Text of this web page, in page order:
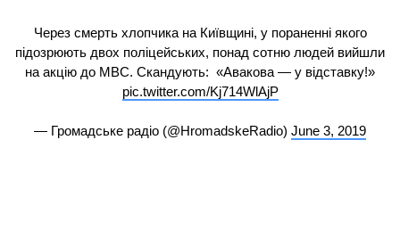
Через смерть хлопчика на Київщині, у пораненні якого
підозрюють двох поліцейських, понад сотню людей вийшли
на акцію до МВС. Скандують: «Авакова — у відставку!»
pic.twitter.com/Kj714WlAjP
— Громадське радіо (@HromadskeRadio) June 3, 2019